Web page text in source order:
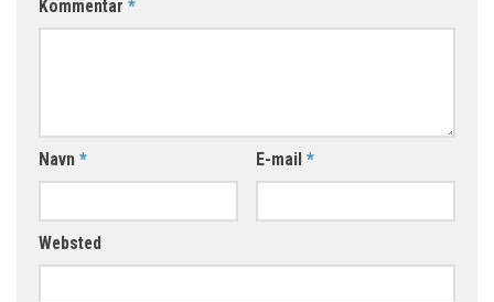
Kommentar *
Navn * E-mail *
Websted